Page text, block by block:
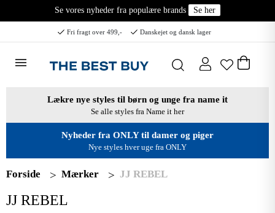
Se vores nyheder fra populære brands Se her
Fri fragt over 499,- Danskejet og dansk lager
Lækre nye styles til børn og unge fra name it
Se alle styles fra Name it her
Nyheder fra ONLY til damer og piger
Nye styles hver uge fra ONLY
Forside Mærker JJ REBEL
JJ REBEL